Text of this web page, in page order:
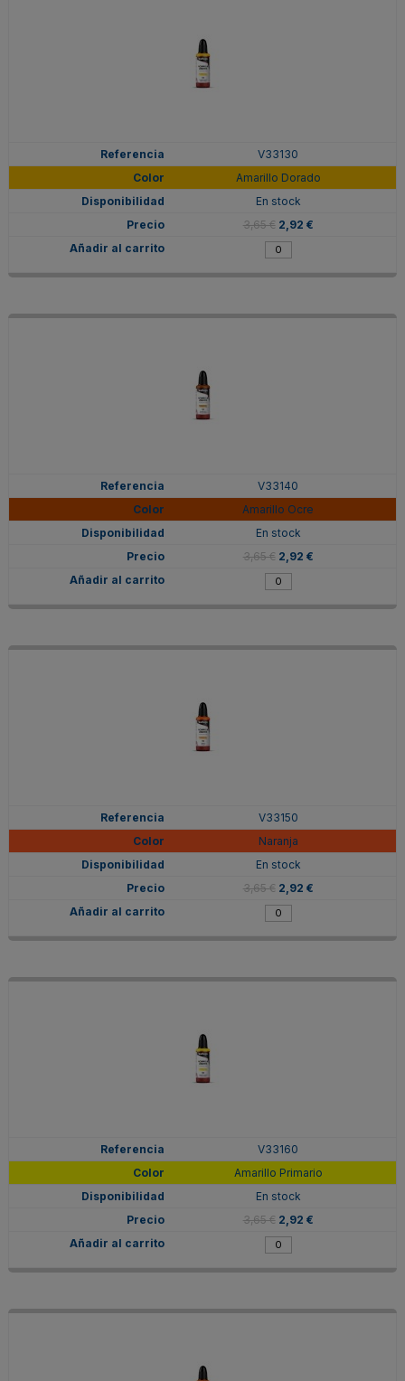
V33130
Amarillo Dorado
En stock
3,65 € 2,92 €
V33140
Amarillo Ocre
En stock
3,65 € 2,92 €
V33150
Naranja
En stock
3,65 € 2,92 €
V33160
Amarillo Primario
En stock
3,65 € 2,92 €